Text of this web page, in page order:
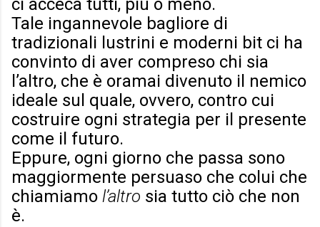
ci acceca tutti, più o meno.
Tale ingannevole bagliore di
tradizionali lustrini e moderni bit ci ha
convinto di aver compreso chi sia
l’altro, che è oramai divenuto il nemico
ideale sul quale, ovvero, contro cui
costruire ogni strategia per il presente
come il futuro.
Eppure, ogni giorno che passa sono
maggiormente persuaso che colui che
chiamiamo l’altro sia tutto ciò che non
è.